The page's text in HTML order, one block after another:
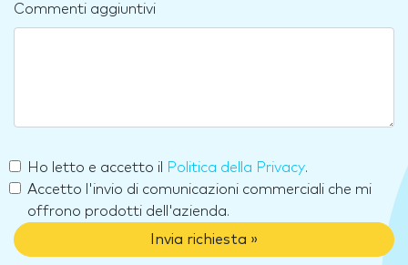
Commenti aggiuntivi
Ho letto e accetto il Politica della Privacy.
Accetto l'invio di comunicazioni commerciali che mi
offrono prodotti dell'azienda.
Invia richiesta »